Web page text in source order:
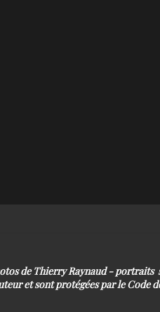
de Thierry Raynaud -
et sont protégées par le Code